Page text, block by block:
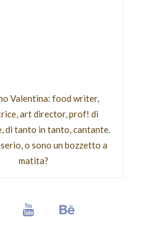
Valentina: food writer,
art director, prof! di
di tanto in tanto, cantante.
o sono un bozzetto a
matita?